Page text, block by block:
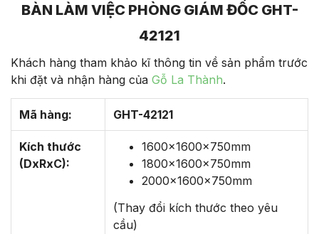
BÀN LÀM VIỆC PHÒNG GIÁM ĐỐC GHT-
42121
Khách hàng tham khảo kĩ thông tin về sản phẩm trước
khi đặt và nhận hàng của Gỗ La Thành.
Mã hàng: GHT-42121
Kích thước
(DxRxC):
1600x1600x750mm
1800x1600x750mm
2000x1600x750mm
(Thay đổi kích thước theo yêu
cầu)